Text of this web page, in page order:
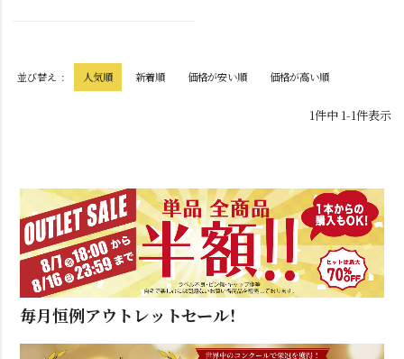
並び替え 人気順 新着順 価格が安い順 価格が高い順
1件中 1-1件表示
毎月恒例アウトレットセール！